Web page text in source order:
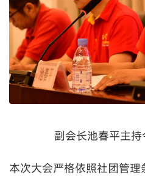
副会长池春平主
本次大会严格依照社团管